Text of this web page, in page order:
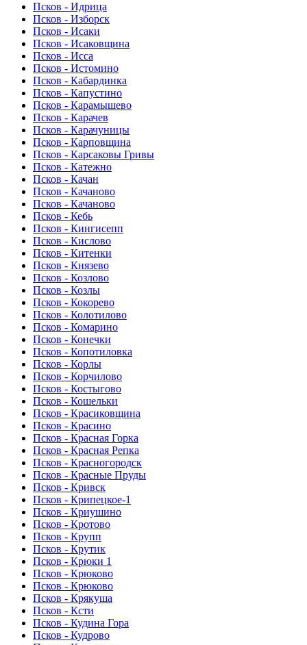
Псков - Идрица
Псков - Изборск
Псков - Исаки
Псков - Исаковщина
Псков - Исса
Псков - Истомино
Псков - Кабардинка
Псков - Капустино
Псков - Карамышево
Псков - Карачев
Псков - Карачуницы
Псков - Карповщина
Псков - Карсаковы Гривы
Псков - Катежно
Псков - Качан
Псков - Качаново
Псков - Качаново
Псков - Кебь
Псков - Кингисепп
Псков - Кислово
Псков - Китенки
Псков - Князево
Псков - Козлово
Псков - Козлы
Псков - Кокорево
Псков - Колотилово
Псков - Комарино
Псков - Конечки
Псков - Копотиловка
Псков - Корлы
Псков - Корчилово
Псков - Костыгово
Псков - Кошельки
Псков - Красиковщина
Псков - Красино
Псков - Красная Горка
Псков - Красная Репка
Псков - Красногородск
Псков - Красные Пруды
Псков - Кривск
Псков - Крипецкое-1
Псков - Криушино
Псков - Кротово
Псков - Крупп
Псков - Крутик
Псков - Крюки 1
Псков - Крюково
Псков - Крюково
Псков - Крякуша
Псков - Ксти
Псков - Кудина Гора
Псков - Кудрово